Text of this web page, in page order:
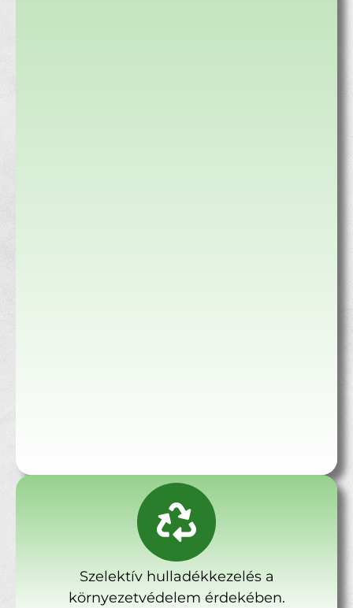
Szelektív hulladékkezelés a
környezetvédelem érdekében.